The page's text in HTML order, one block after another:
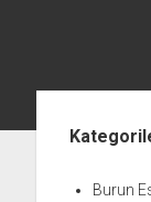
Menü
Burun